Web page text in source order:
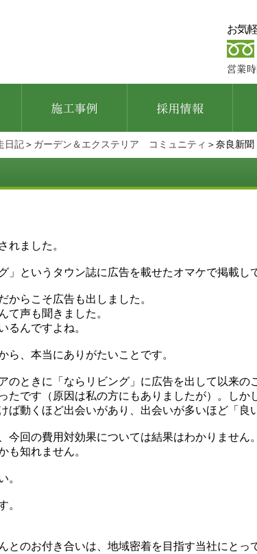
お気
日記＞ ガーデン＆エクステリア コミュニティ ＞奈良新聞
れました。
」というタウン誌に広告を載せたオマケで掲載し
からこそ広告も出しました。
て声も聞きました。
るんですよね。
ら、本当にありがたいことです。
のときに「ならリビング」に広告を出して以来の
たです（原因は私の方にもありましたが）。し
ば動くほど出会いがあり、出会いが多いほど「良
今回の費用対効果については結果はわかりません。
も知れません。
。
。
とのお付き合いは、地域密着を目指す当社にとっ